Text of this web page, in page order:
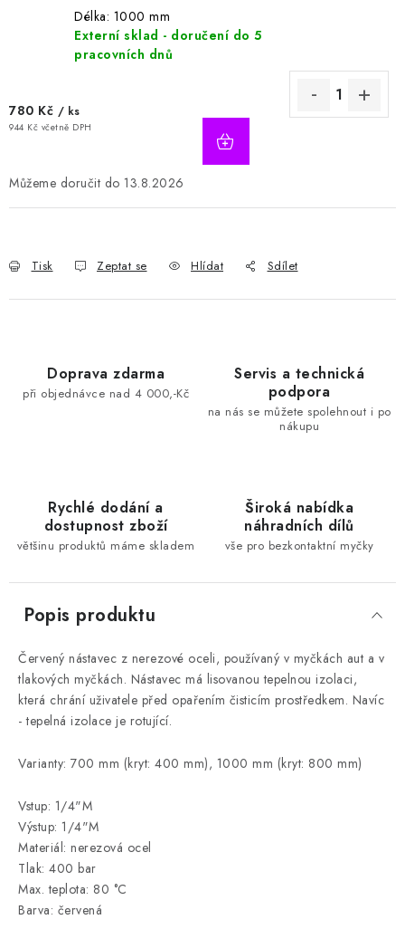
Délka: 1000 mm
Externí sklad - doručení do 5
pracovních dnů
780 Kč / ks
944 Kč včetně DPH
13.8.2026
Tisk Zeptat se Hlídat Sdílet
Doprava zdarma
při objednávce nad 4 000,-Kč
Servis a technická
podpora
na nás se můžete spolehnout i po
nákupu
Rychlé dodání a
dostupnost zboží
většinu produktů máme skladem
Široká nabídka
náhradních dílů
vše pro bezkontaktní myčky
Popis produktu
Červený nástavec z nerezové oceli, používaný v myčkách aut a v
tlakových myčkách. Nástavec má lisovanou tepelnou izolaci,
která chrání uživatele před opařením čisticím prostředkem. Navíc
- tepelná izolace je rotující.
Varianty: 700 mm (kryt: 400 mm), 1000 mm (kryt: 800 mm)
Vstup: 1/4"M
Výstup: 1/4"M
Materiál: nerezová ocel
Tlak: 400 bar
Max. teplota: 80 °C
Barva: červená